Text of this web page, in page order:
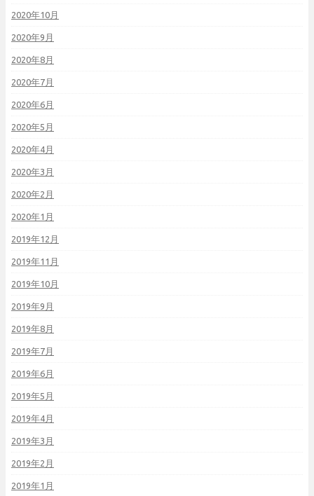
2020年10月
2020年9月
2020年8月
2020年7月
2020年6月
2020年5月
2020年4月
2020年3月
2020年2月
2020年1月
2019年12月
2019年11月
2019年10月
2019年9月
2019年8月
2019年7月
2019年6月
2019年5月
2019年4月
2019年3月
2019年2月
2019年1月